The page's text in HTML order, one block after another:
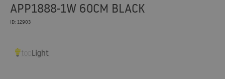
APP1888-1W 60CM BLACK
ID: 12903